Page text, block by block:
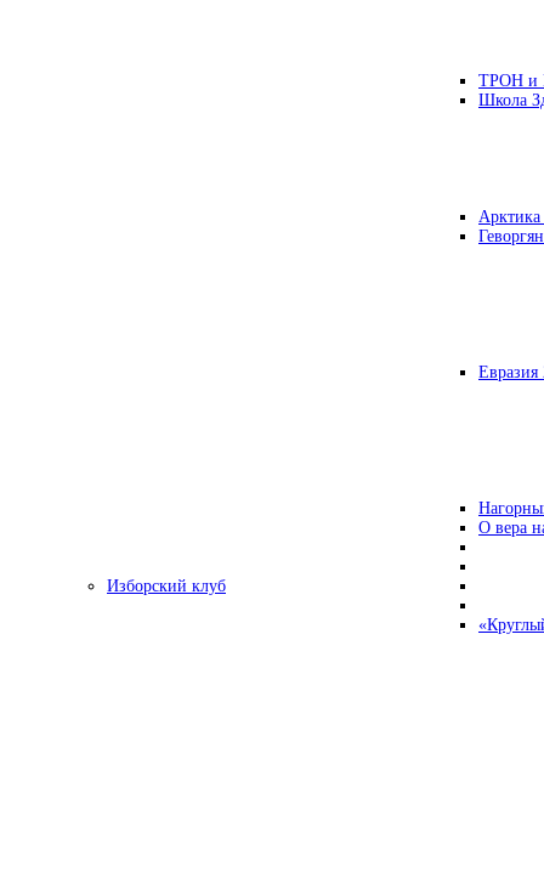
ТРОН и
Школа
Евразия
О вера
Изборский клуб